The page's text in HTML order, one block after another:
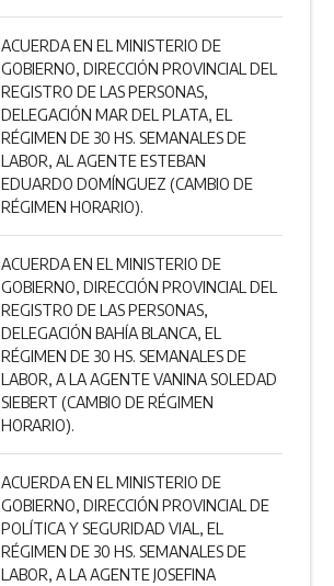
ACUERDA EN EL MINISTERIO DE
GOBIERNO, DIRECCIÓN PROVINCIAL DEL
REGISTRO DE LAS PERSONAS,
DELEGACIÓN MAR DEL PLATA, EL
RÉGIMEN DE 30 HS. SEMANALES DE
LABOR, AL AGENTE ESTEBAN
EDUARDO DOMÍNGUEZ (CAMBIO DE
RÉGIMEN HORARIO).
ACUERDA EN EL MINISTERIO DE
GOBIERNO, DIRECCIÓN PROVINCIAL DEL
REGISTRO DE LAS PERSONAS,
DELEGACIÓN BAHÍA BLANCA, EL
RÉGIMEN DE 30 HS. SEMANALES DE
LABOR, A LA AGENTE VANINA SOLEDAD
SIEBERT (CAMBIO DE RÉGIMEN
HORARIO).
ACUERDA EN EL MINISTERIO DE
GOBIERNO, DIRECCIÓN PROVINCIAL DE
POLÍTICA Y SEGURIDAD VIAL, EL
RÉGIMEN DE 30 HS. SEMANALES DE
LABOR, A LA AGENTE JOSEFINA